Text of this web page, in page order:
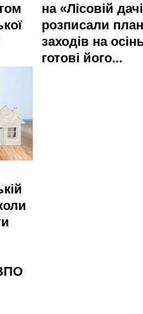
на «Лісовій
розписали план
заходів на
готові його...